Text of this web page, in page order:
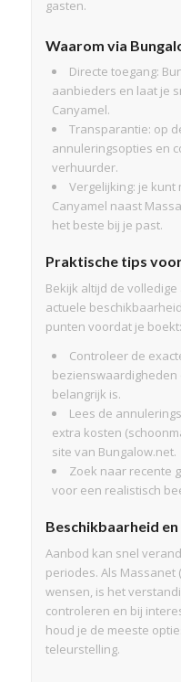
gasten.
Waarom via
Directe toegang:
aanbieders en laat je
Canyamel.
Transparantie: op
annuleringsopties en
verhuurder.
Vergelijking: je
Canyamel naast
het beste bij je past.
Praktische tips
Bekijk altijd de
actuele
punten voordat je boekt:
Controleer de
belangrijk is.
Lees de
extra kosten
site van Bungalow.net.
Zoek naar recente
voor een realistisch
Beschikbaarheid
Aanbod kan snel
periodes. Als Massanet
wensen, is het
controleren en bij
houd je de meeste
teleurstelling.